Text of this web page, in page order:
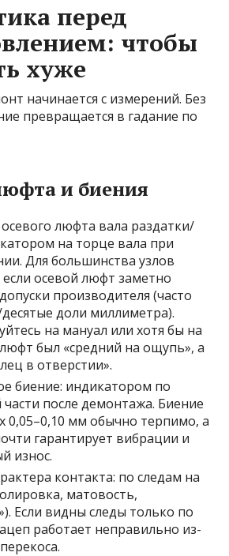
перед
чтобы
хуже
начинается с измерений. Без
превращается в гадание по
и биения
люфта вала раздатки/
на торце вала при
Для большинства узлов
осевой люфт заметно
производителя (часто
доли миллиметра).
на мануал или хотя бы на
был «средний на ощупь», а
в отверстии».
биение: индикатором по
после демонтажа. Биение
0,05–0,10 мм обычно терпимо, а
гарантирует вибрации и
износ.
контакта: по следам на
матовость,
Если видны следы только по
работает неправильно из-